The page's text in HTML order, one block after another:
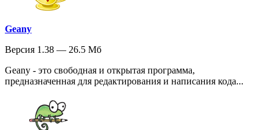
Geany
Версия 1.38 — 26.5 Мб
Geany - это свободная и открытая программа,
предназначенная для редактирования и написания кода...